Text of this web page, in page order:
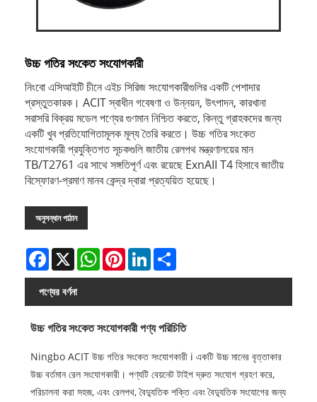
উচ্চ গতির সংকেত সংযোগকারী
নিংবো এসিআইটি চীনে এইচ সিরিজ সংযোগকারীগুলির একটি পেশাদার
প্রস্তুতকারক। ACIT স্বাধীন গবেষণা ও উন্নয়ন, উৎপাদন, কারখানা
সরাসরি বিক্রয় মডেল পণ্যের গুণমান নিশ্চিত করতে, কিন্তু গ্রাহকদের জন্য
একটি খুব প্রতিযোগিতামূলক মূল্য তৈরি করতে। উচ্চ গতির সংকেত
সংযোগকারী প্রযুক্তিগত সূচকগুলি জাতীয় রেলপথ মন্ত্রণালয়ের মান
TB/T2761 এর সাথে সঙ্গতিপূর্ণ এবং রয়েছে ExnAII T4 হিসাবে জাতীয়
বিস্ফোরণ-প্রমাণ মানব কেন্দ্র দ্বারা প্রত্যয়িত হয়েছে।
অনুসন্ধান পাঠান
Facebook
X WhatsAppPinterestLinkedIn
পণ্যের বর্ণনা
উচ্চ গতির সংকেত সংযোগকারী পণ্য পরিচিতি
Ningbo ACIT উচ্চ গতির সংকেত সংযোগকারী i একটি উচ্চ মানের বৃত্তাকার
উচ্চ বর্তমান রেল সংযোগকারী। পণ্যটি বেয়নেট টাইপ দ্রুত সংযোগ গ্রহণ করে,
পরিচালনা করা সহজ, এবং রেলপথ, বৈদ্যুতিক শক্তি এবং বৈদ্যুতিক সংযোগের জন্য